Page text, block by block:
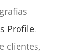
Profile,
clientes,